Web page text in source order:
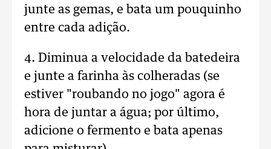
junte as gemas, e bata um pouquinho
entre cada adição.
4. Diminua a velocidade da batedeira
e junte a farinha às colheradas (se
estiver "roubando no jogo" agora é
hora de juntar a água; por último,
adicione o fermento e bata apenas